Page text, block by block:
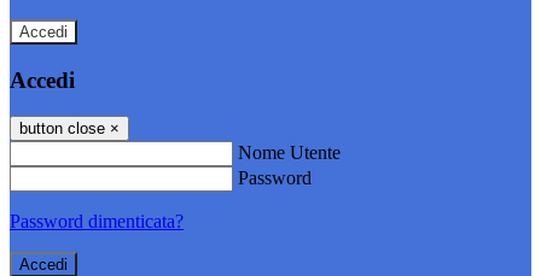
Accedi
Accedi
button close ×
Nome Utente
Password
Password dimenticata?